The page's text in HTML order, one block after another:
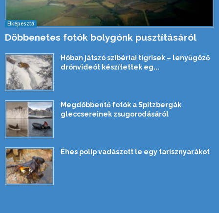
Elképesztő
Döbbenetes fotók bolygónk pusztításáról
Hóban játszó szibériai tigrisek – lenyűgöző
drónvideót készítettek eg...
Megdöbbentő fotók a Spitzbergák
gleccsereinek zsugorodásáról
Éhes polip vadászott le egy tarisznyarákot